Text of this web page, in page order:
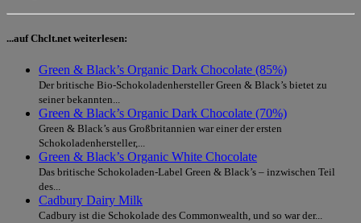
...auf Chclt.net weiterlesen:
Green & Black’s Organic Dark Chocolate (85%)
Der britische Bio-Schokoladenhersteller Green & Black’s bietet zu
seiner bekannten...
Green & Black’s Organic Dark Chocolate (70%)
Green & Black’s aus Großbritannien war einer der ersten
Schokoladenhersteller,...
Green & Black’s Organic White Chocolate
Das britische Schokoladen-Label Green & Black’s – inzwischen Teil
des...
Cadbury Dairy Milk
Cadbury ist die Schokolade des Commonwealth, und so war der...